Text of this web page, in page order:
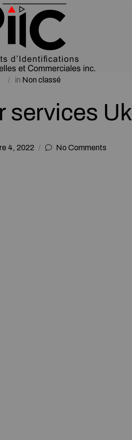
in Non classé
services Uk
4, 2022 No Comments